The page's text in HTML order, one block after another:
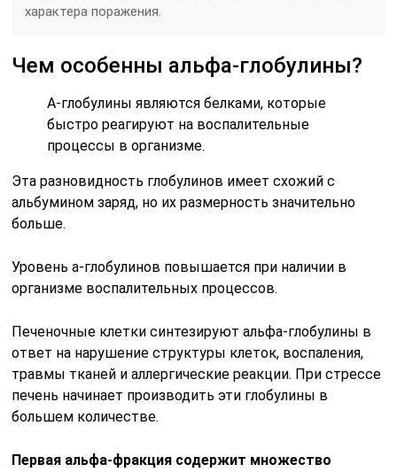
характера поражения.
Чем особенны альфа-глобулины?
А-глобулины являются белками, которые
быстро реагируют на воспалительные
процессы в организме.
Эта разновидность глобулинов имеет схожий с
альбумином заряд, но их размерность значительно
больше.
Уровень а-глобулинов повышается при наличии в
организме воспалительных процессов.
Печеночные клетки синтезируют альфа-глобулины в
ответ на нарушение структуры клеток, воспаления,
травмы тканей и аллергические реакции. При стрессе
печень начинает производить эти глобулины в
большем количестве.
Первая альфа-фракция содержит множество